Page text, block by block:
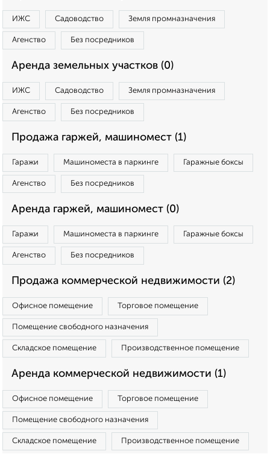
ИЖС Садоводство Земля промназначения
Агенство Без посредников
Аренда земельных участков (0)
ИЖС Садоводство Земля промназначения
Агенство Без посредников
Продажа гаржей, машиномест (1)
Гаражи Машиноместа в паркинге Гаражные боксы
Агенство Без посредников
Аренда гаржей, машиномест (0)
Гаражи Машиноместа в паркинге Гаражные боксы
Агенство Без посредников
Продажа коммерческой недвижимости (2)
Офисное помещение Торговое помещение
Помещение свободного назначения
Складское помещение Производственное помещение
Аренда коммерческой недвижимости (1)
Офисное помещение Торговое помещение
Помещение свободного назначения
Складское помещение Производственное помещение